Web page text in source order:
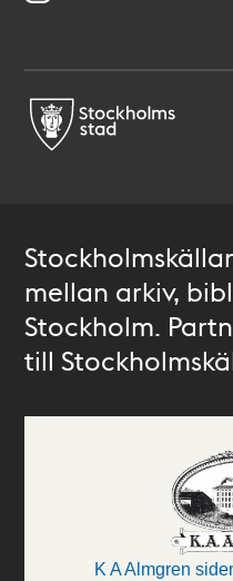
mellan arkiv,
Stockholm.
till
K A Almgren